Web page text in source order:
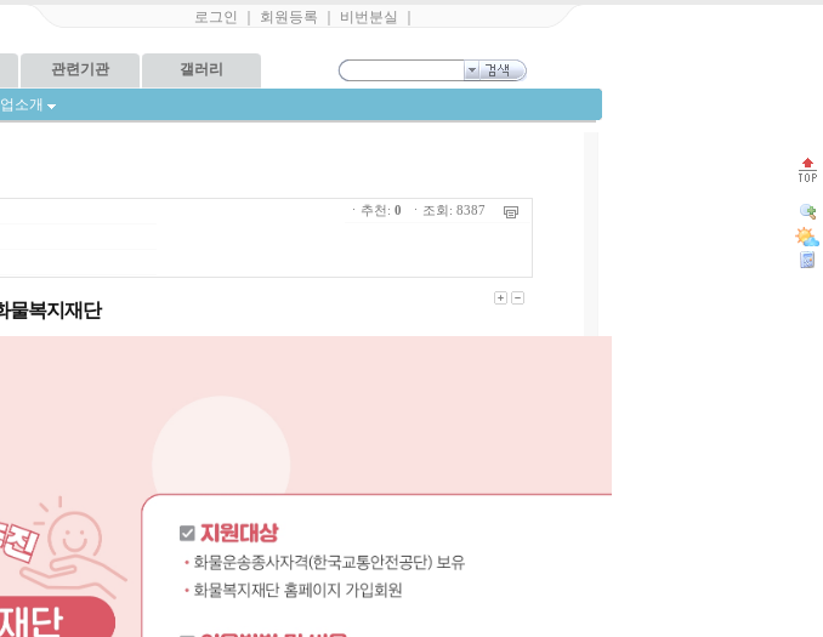
로그인 회원등록 비번분실
관련기관 갤러리
소개
ㆍ추천: 0 ㆍ조회: 8387
물복지재단